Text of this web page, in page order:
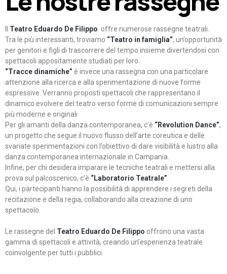
Teatro Eduardo De Filippo offre numerose rassegne teatrali.
Tra le più interessanti, troviamo “Teatro in famiglia”, un’opportunità
per genitori e figli di trascorrere del tempo insieme divertendosi con
spettacoli appositamente studiati per loro.
“Tracce dinamiche” è invece una rassegna con una particolare
attenzione alla ricerca e alla sperimentazione di nuove forme
espressive. Verranno proposti spettacoli che rappresentano il
dinamico evolvere del teatro verso forme di comunicazioni sempre
più moderne e originali
Per gli amanti della danza contemporanea, c’è “Revolution Dance”,
un progetto che segue il nuovo flusso dell’arte coreutica e delle
svariate sperimentazioni con l’obiettivo di dare visibilità e lustro alla
danza contemporanea internazionale in Campania.
Infine, per chi desidera imparare le tecniche teatrali e mettersi alla
prova sul palcoscenico, c’è “Laboratorio Teatrale”
Qui, i partecipanti hanno la possibilità di apprendere i segreti della
recitazione e della regia, collaborando alla creazione di uno
spettacolo.
Le rassegne del Teatro Eduardo De Filippo offrono una vasta
gamma di spettacoli e attività, creando un’esperienza teatrale
coinvolgente per tutti i pubblici.